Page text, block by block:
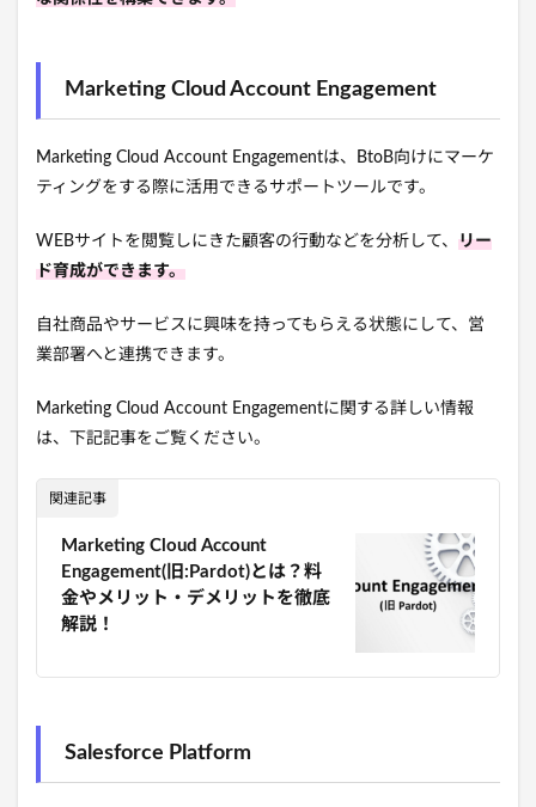
Marketing Cloud Account Engagement
Marketing Cloud Account Engagementは、BtoB向けにマーケ
ティングをする際に活用できるサポートツールです。
WEBサイトを閲覧しにきた顧客の行動などを分析して、 リー
ド育成ができます。
自社商品やサービスに興味を持ってもらえる状態にして、営
業部署へと連携できます。
Marketing Cloud Account Engagementに関する詳しい情報
は、下記記事をご覧ください。
関連記事
Marketing Cloud Account
Engagement(旧:Pardot)とは？料
金やメリット・デメリットを徹底
解説！
Salesforce Platform